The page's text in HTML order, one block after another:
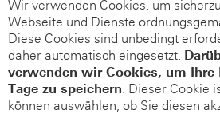
Wir verwenden Cookies, um
Webseite und Dienste
Diese Cookies sind unbedingt
daher automatisch eingesetzt.
verwenden wir Cookies, um Ihre
Tage zu speichern. Dieser Cookie
können auswählen, ob Sie diesen